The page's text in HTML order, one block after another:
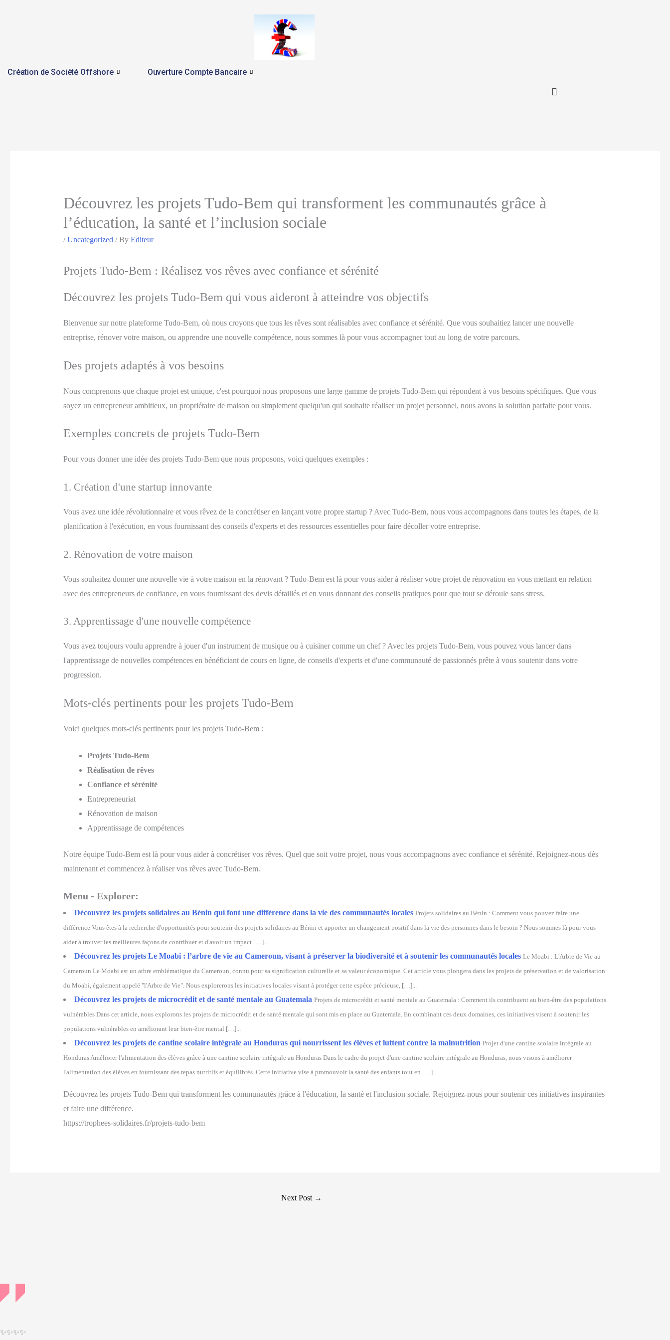
Création de Société Offshore Ouverture Compte Bancaire
Découvrez les projets Tudo-Bem qui transforment les communautés grâce à
l’éducation, la santé et l’inclusion sociale
/Uncategorized / By Editeur
Projets Tudo-Bem : Réalisez vos rêves avec confiance et sérénité
Découvrez les projets Tudo-Bem qui vous aideront à atteindre vos objectifs
Bienvenue sur notre plateforme Tudo-Bem, où nous croyons que tous les rêves sont réalisables avec confiance et sérénité. Que vous souhaitiez lancer une nouvelle
entreprise, rénover votre maison, ou apprendre une nouvelle compétence, nous sommes là pour vous accompagner tout au long de votre parcours.
Des projets adaptés à vos besoins
Nous comprenons que chaque projet est unique, c'est pourquoi nous proposons une large gamme de projets Tudo-Bem qui répondent à vos besoins spécifiques. Que vous
soyez un entrepreneur ambitieux, un propriétaire de maison ou simplement quelqu'un qui souhaite réaliser un projet personnel, nous avons la solution parfaite pour vous.
Exemples concrets de projets Tudo-Bem
Pour vous donner une idée des projets Tudo-Bem que nous proposons, voici quelques exemples :
1. Création d'une startup innovante
Vous avez une idée révolutionnaire et vous rêvez de la concrétiser en lançant votre propre startup ? Avec Tudo-Bem, nous vous accompagnons dans toutes les étapes, de la
planification à l'exécution, en vous fournissant des conseils d'experts et des ressources essentielles pour faire décoller votre entreprise.
2. Rénovation de votre maison
Vous souhaitez donner une nouvelle vie à votre maison en la rénovant ? Tudo-Bem est là pour vous aider à réaliser votre projet de rénovation en vous mettant en relation
avec des entrepreneurs de confiance, en vous fournissant des devis détaillés et en vous donnant des conseils pratiques pour que tout se déroule sans stress.
3. Apprentissage d'une nouvelle compétence
Vous avez toujours voulu apprendre à jouer d'un instrument de musique ou à cuisiner comme un chef ? Avec les projets Tudo-Bem, vous pouvez vous lancer dans
l'apprentissage de nouvelles compétences en bénéficiant de cours en ligne, de conseils d'experts et d'une communauté de passionnés prête à vous soutenir dans votre
progression.
Mots-clés pertinents pour les projets Tudo-Bem
Voici quelques mots-clés pertinents pour les projets Tudo-Bem :
Projets Tudo-Bem
Réalisation de rêves
Confiance et sérénité
Entrepreneuriat
Rénovation de maison
Apprentissage de compétences
Notre équipe Tudo-Bem est là pour vous aider à concrétiser vos rêves. Quel que soit votre projet, nous vous accompagnons avec confiance et sérénité. Rejoignez-nous dès
maintenant et commencez à réaliser vos rêves avec Tudo-Bem.
Menu - Explorer:
Découvrez les projets solidaires au Bénin qui font une différence dans la vie des communautés locales Projets solidaires au Bénin : Comment vous pouvez faire une
différence Vous êtes à la recherche d'opportunités pour soutenir des projets solidaires au Bénin et apporter un changement positif dans la vie des personnes dans le besoin ? Nous sommes là pour vous
aider à trouver les meilleures façons de contribuer et d'avoir un impact […]...
Découvrez les projets Le Moabi : l’arbre de vie au Cameroun, visant à préserver la biodiversité et à soutenir les communautés locales Le Moabi : L'Arbre de Vie au
Cameroun Le Moabi est un arbre emblématique du Cameroun, connu pour sa signification culturelle et sa valeur économique. Cet article vous plongera dans les projets de préservation et de valorisation
du Moabi, également appelé "l'Arbre de Vie". Nous explorerons les initiatives locales visant à protéger cette espèce précieuse, […]...
Découvrez les projets de microcrédit et de santé mentale au Guatemala Projets de microcrédit et santé mentale au Guatemala : Comment ils contribuent au bien-être des populations
vulnérables Dans cet article, nous explorons les projets de microcrédit et de santé mentale qui sont mis en place au Guatemala. En combinant ces deux domaines, ces initiatives visent à soutenir les
populations vulnérables en améliorant leur bien-être mental […]...
Découvrez les projets de cantine scolaire intégrale au Honduras qui nourrissent les élèves et luttent contre la malnutrition Projet d'une cantine scolaire intégrale au
Honduras Améliorer l'alimentation des élèves grâce à une cantine scolaire intégrale au Honduras Dans le cadre du projet d'une cantine scolaire intégrale au Honduras, nous visons à améliorer
l'alimentation des élèves en fournissant des repas nutritifs et équilibrés. Cette initiative vise à promouvoir la santé des enfants tout en […]...
Découvrez les projets Tudo-Bem qui transforment les communautés grâce à l'éducation, la santé et l'inclusion sociale. Rejoignez-nous pour soutenir ces initiatives inspirantes
et faire une différence.
https://trophees-solidaires.fr/projets-tudo-bem
Next Post →
✨✨✨✨